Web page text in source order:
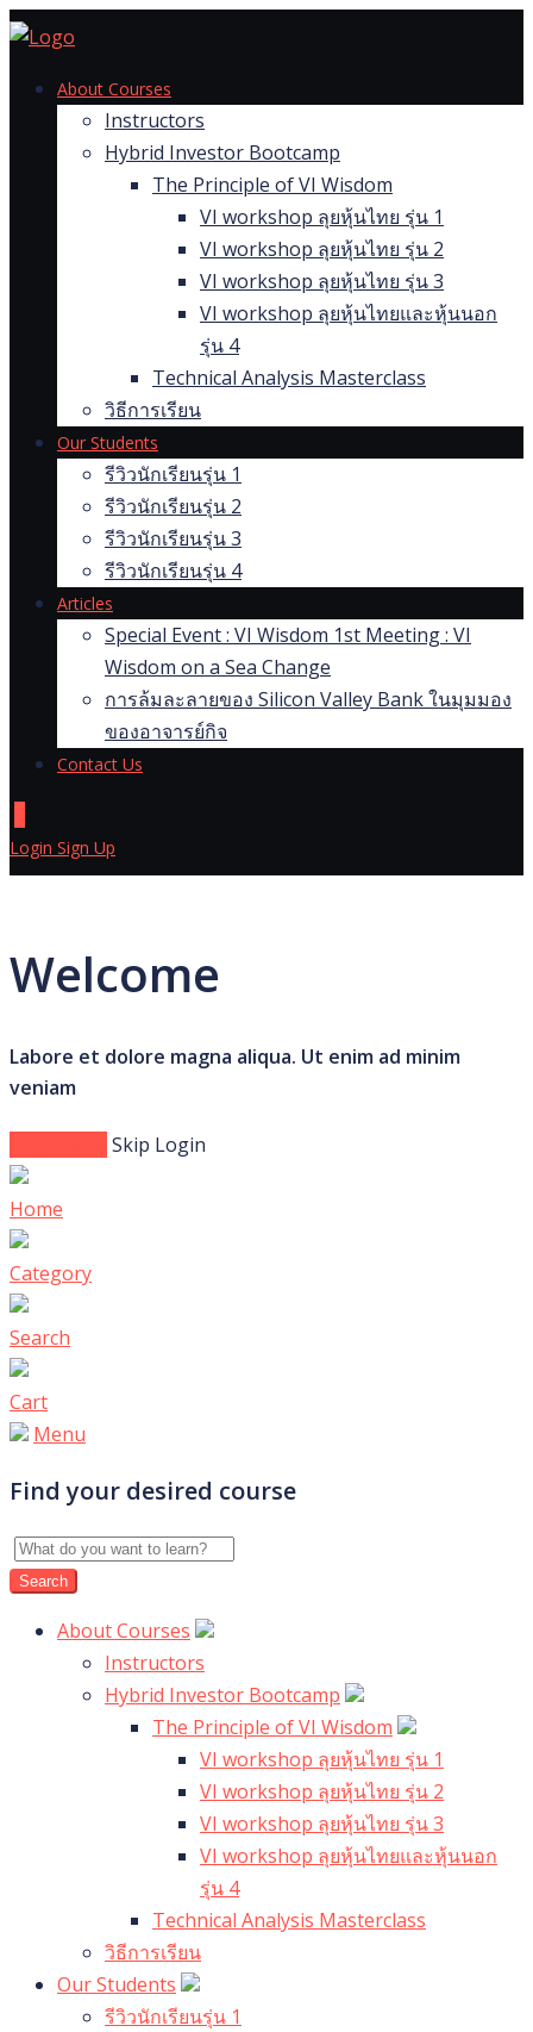
Skip
contentAbout Courses
Instructors
Hybrid Investor Bootcamp
The Principle of VI Wisdom
VI workshop ลุยหุ้นไทย รุ่น 1
VI workshop ลุยหุ้นไทย รุ่น 2
VI workshop ลุยหุ้นไทย รุ่น 3
VI workshop ลุยหุ้นไทยและหุ้นนอก
รุ่น 4
Technical Analysis Masterclass
วิธีการเรียน
Our Students
รีวิวนักเรียนรุ่น 1
รีวิวนักเรียนรุ่น 2
รีวิวนักเรียนรุ่น 3
รีวิวนักเรียนรุ่น 4
Articles
Special Event : VI Wisdom 1st Meeting : VI
Wisdom on a Sea Change
การล้มละลายของ Silicon Valley Bank ในมุมมอง
ของอาจารย์กิจ
Contact Us
Login Sign Up
Welcome
Labore et dolore magna aliqua. Ut enim ad minim
veniam
Skip Login
Home
Category
Search
Cart
Menu
Find your desired course
About Courses
Instructors
Hybrid Investor Bootcamp
The Principle of VI Wisdom
VI workshop ลุยหุ้นไทย รุ่น 1
VI workshop ลุยหุ้นไทย รุ่น 2
VI workshop ลุยหุ้นไทย รุ่น 3
VI workshop ลุยหุ้นไทยและหุ้นนอก
รุ่น 4
Technical Analysis Masterclass
วิธีการเรียน
Our Students
รีวิวนักเรียนรุ่น 1